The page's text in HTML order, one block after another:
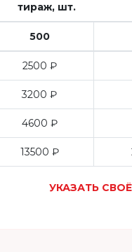
тираж, шт.
500
2500 ₽
3200 ₽
4600 ₽
13500 ₽
УКАЗАТЬ